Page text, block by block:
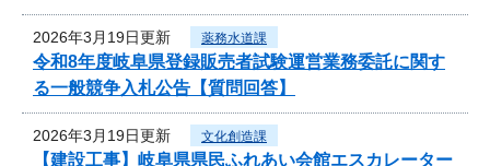
2026年3月19日更新 薬務水道課
令和8年度岐阜県登録販売者試験運営業務委託に関す
る一般競争入札公告【質問回答】
2026年3月19日更新 文化創造課
【建設工事】岐阜県県民ふれあい会館エスカレーター